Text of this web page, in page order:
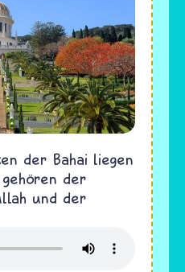
der Bahai liegen
der
und der